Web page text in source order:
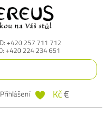
+420 257 711 712
+420 224 234 651
Přihlášení Kč€